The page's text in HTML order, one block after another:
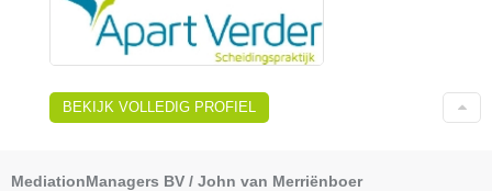
BEKIJK VOLLEDIG PROFIEL
MediationManagers BV / John van Merriënboer